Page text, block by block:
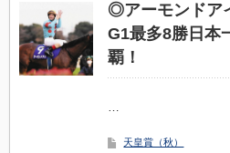
◎アーモンドア
G1最多8勝日本
覇！
…
天皇賞（秋）